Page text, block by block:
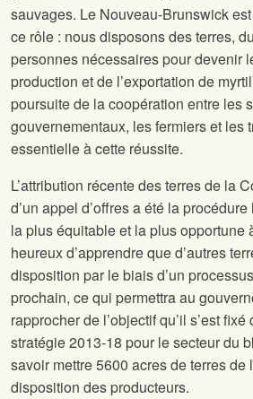
sauvages. Le Nouveau-Brunswick
ce rôle : nous disposons des terres,
personnes nécessaires pour devenir
production et de l’exportation de
poursuite de la coopération entre les
gouvernementaux, les fermiers et les
essentielle à cette réussite.
L’attribution récente des terres de la
d’un appel d’offres a été la
la plus équitable et la plus opportune
heureux d’apprendre que d’autres
disposition par le biais d’un
prochain, ce qui permettra au
rapprocher de l’objectif qu’il s’est
stratégie 2013-18 pour le secteur du
savoir mettre 5600 acres de terres de
disposition des producteurs.